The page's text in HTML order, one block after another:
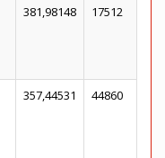
381,98148 17512
357,44531 44860